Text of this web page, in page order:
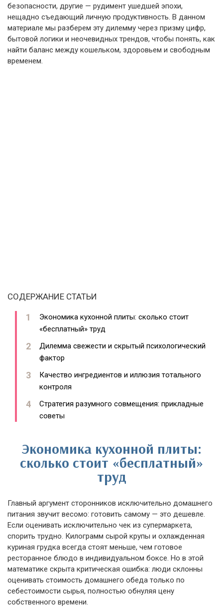
безопасности, другие — рудимент ушедшей эпохи,
нещадно съедающий личную продуктивность. В данном
материале мы разберем эту дилемму через призму цифр,
бытовой логики и неочевидных трендов, чтобы понять, как
найти баланс между кошельком, здоровьем и свободным
временем.
СОДЕРЖАНИЕ СТАТЬИ
Экономика кухонной плиты: сколько стоит
«бесплатный» труд
Дилемма свежести и скрытый психологический
фактор
Качество ингредиентов и иллюзия тотального
контроля
Стратегия разумного совмещения: прикладные
советы
Экономика кухонной плиты:
сколько стоит «бесплатный»
труд
Главный аргумент сторонников исключительно домашнего
питания звучит весомо: готовить самому — это дешевле.
Если оценивать исключительно чек из супермаркета,
спорить трудно. Килограмм сырой крупы и охлажденная
куриная грудка всегда стоят меньше, чем готовое
ресторанное блюдо в индивидуальном боксе. Но в этой
математике скрыта критическая ошибка: люди склонны
оценивать стоимость домашнего обеда только по
себестоимости сырья, полностью обнуляя цену
собственного времени.